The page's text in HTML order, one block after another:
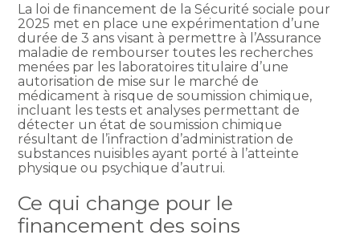
La loi de financement de la Sécurité sociale pour
2025 met en place une expérimentation d’une
durée de 3 ans visant à permettre à l’Assurance
maladie de rembourser toutes les recherches
menées par les laboratoires titulaire d’une
autorisation de mise sur le marché de
médicament à risque de soumission chimique,
incluant les tests et analyses permettant de
détecter un état de soumission chimique
résultant de l’infraction d’administration de
substances nuisibles ayant porté à l’atteinte
physique ou psychique d’autrui.
Ce qui change pour le
financement des soins